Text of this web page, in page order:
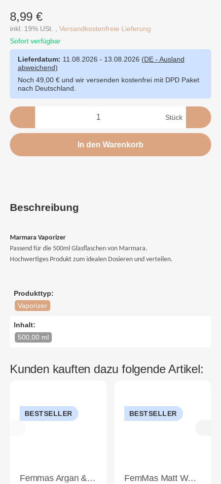
8,99 €
inkl. 19% USt. , Versandkostenfreie Lieferung
Sofort verfügbar
Lieferdatum: 11.08.2026 - 13.08.2026 (DE - Ausland
abweichend)
Noch 49,00 € und wir versenden kostenfrei mit DPD Paket
nach Deutschland.
Stück
In den Warenkorb
Beschreibung
Marmara Vaporizer
Passend für die 500ml Glasflaschen von Marmara.
Hochwertiges Produkt zum idealen Dosieren und verteilen.
Produkttyp:
Vaporizer
Inhalt:
500,00 ml
Kunden kauften dazu folgende Artikel:
BESTSELLER
Femmas Argan & Keratin Shampoo 1000ml
BESTSELLER
FemMas Matt Wax Paste 150ml